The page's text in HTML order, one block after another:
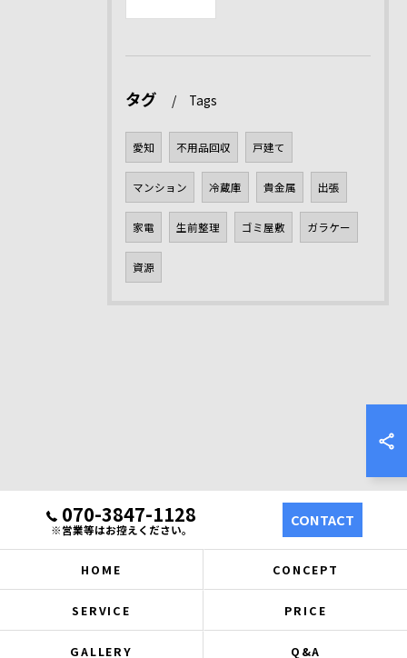
タグ Tags
愛知 不用品回収 戸建て
マンション 冷蔵庫 貴金属 出張
家電 生前整理 ゴミ屋敷 ガラケー
資源
070-3847-1128
※営業等はお控えください。
CONTACT
HOME CONCEPT
SERVICE PRICE
GALLERY Q&A